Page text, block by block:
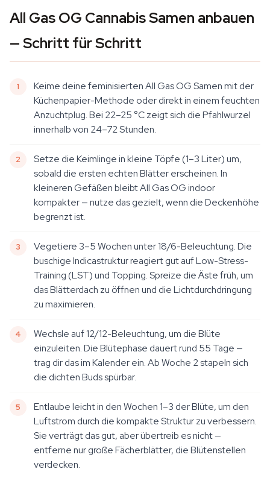
All Gas OG Cannabis Samen anbauen
— Schritt für Schritt
Keime deine feminisierten All Gas OG Samen mit der
Küchenpapier-Methode oder direkt in einem feuchten
Anzuchtplug. Bei 22–25 °C zeigt sich die Pfahlwurzel
innerhalb von 24–72 Stunden.
Setze die Keimlinge in kleine Töpfe (1–3 Liter) um,
sobald die ersten echten Blätter erscheinen. In
kleineren Gefäßen bleibt All Gas OG indoor
kompakter — nutze das gezielt, wenn die Deckenhöhe
begrenzt ist.
Vegetiere 3–5 Wochen unter 18/6-Beleuchtung. Die
buschige Indicastruktur reagiert gut auf Low-Stress-
Training (LST) und Topping. Spreize die Äste früh, um
das Blätterdach zu öffnen und die Lichtdurchdringung
zu maximieren.
Wechsle auf 12/12-Beleuchtung, um die Blüte
einzuleiten. Die Blütephase dauert rund 55 Tage —
trag dir das im Kalender ein. Ab Woche 2 stapeln sich
die dichten Buds spürbar.
Entlaube leicht in den Wochen 1–3 der Blüte, um den
Luftstrom durch die kompakte Struktur zu verbessern.
Sie verträgt das gut, aber übertreib es nicht —
entferne nur große Fächerblätter, die Blütenstellen
verdecken.